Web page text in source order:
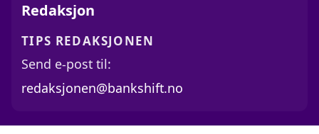
Redaksjon
TIPS REDAKSJONEN
Send e-post til:
redaksjonen@bankshift.no